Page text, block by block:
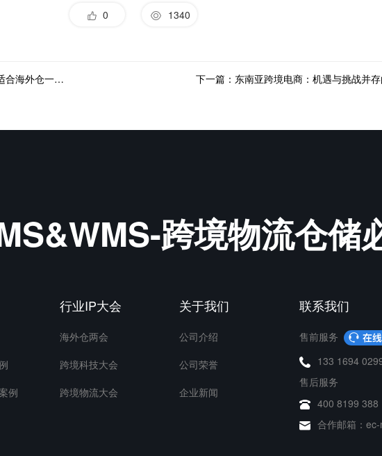
0 1340
上一篇：日本乐天支持哪几种物流方式？适合海外仓一件代发吗？ 下一篇：东南亚跨境电商：机遇与挑战并
跨境物流仓储
例
行业IP大会
海外仓两会
跨境科技大会
跨境物流大会
关于我们
公司介绍
公司荣誉
企业新闻
联系我们
售前服务
133 1694
售后服务
400 8199 388
合作邮箱：